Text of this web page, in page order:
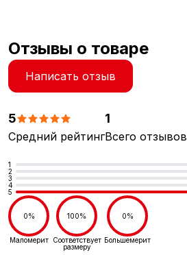
Отзывы о товаре
Написать отзыв
5
Средний рейтинг
1
Всего отзывов
1
2
3
4
5
0%
Маломерит
100%
Соответствует
размеру
0%
Большемерит